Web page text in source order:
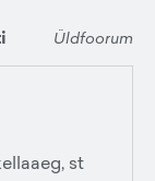
Üldfoorum
st